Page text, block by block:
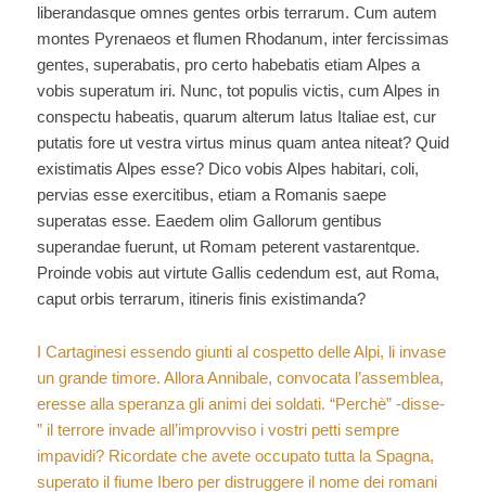
liberandasque omnes gentes orbis terrarum. Cum autem
montes Pyrenaeos et flumen Rhodanum, inter fercissimas
gentes, superabatis, pro certo habebatis etiam Alpes a
vobis superatum iri. Nunc, tot populis victis, cum Alpes in
conspectu habeatis, quarum alterum latus Italiae est, cur
putatis fore ut vestra virtus minus quam antea niteat? Quid
existimatis Alpes esse? Dico vobis Alpes habitari, coli,
pervias esse exercitibus, etiam a Romanis saepe
superatas esse. Eaedem olim Gallorum gentibus
superandae fuerunt, ut Romam peterent vastarentque.
Proinde vobis aut virtute Gallis cedendum est, aut Roma,
caput orbis terrarum, itineris finis existimanda?
I Cartaginesi essendo giunti al cospetto delle Alpi, li invase
un grande timore. Allora Annibale, convocata l’assemblea,
eresse alla speranza gli animi dei soldati. “Perchè” -disse-
” il terrore invade all’improvviso i vostri petti sempre
impavidi? Ricordate che avete occupato tutta la Spagna,
superato il fiume Ibero per distruggere il nome dei romani